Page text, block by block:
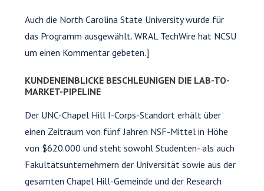
Auch die North Carolina State University wurde für
das Programm ausgewählt. WRAL TechWire hat NCSU
um einen Kommentar gebeten.]
KUNDENEINBLICKE BESCHLEUNIGEN DIE LAB-TO-
MARKET-PIPELINE
Der UNC-Chapel Hill I-Corps-Standort erhält über
einen Zeitraum von fünf Jahren NSF-Mittel in Höhe
von $620.000 und steht sowohl Studenten- als auch
Fakultätsunternehmern der Universität sowie aus der
gesamten Chapel Hill-Gemeinde und der Research